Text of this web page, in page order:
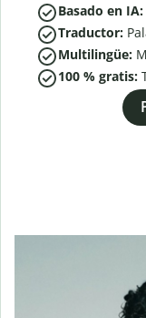
Basado en IA:
Traductor:
Multilingüe:
100 % gratis: